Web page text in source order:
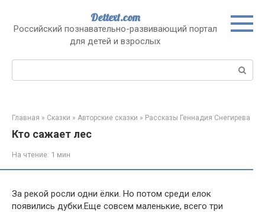
контенту
Dettext.com
Российский познавательно-развивающий портал
для детей и взрослых
Поиск:
Главная » Сказки » Авторские сказки » Рассказы Геннадия Снегирева
Кто сажает лес
На чтение: 1 мин
За рекой росли одни ёлки. Но потом среди елок
появились дубки.Еще совсем маленькие, всего три